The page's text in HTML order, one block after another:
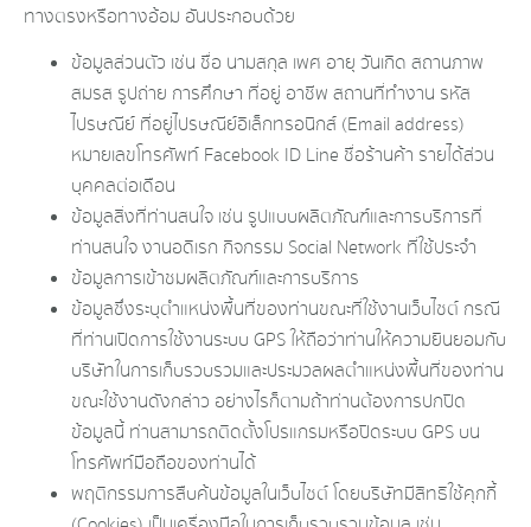
ทางตรงหรือทางอ้อม อันประกอบด้วย
ข้อมูลส่วนตัว เช่น ชื่อ นามสกุล เพศ อายุ วันเกิด สถานภาพ
สมรส รูปถ่าย การศึกษา ที่อยู่ อาชีพ สถานที่ทำงาน รหัส
ไปรษณีย์ ที่อยู่ไปรษณีย์อิเล็กทรอนิกส์ (Email address)
หมายเลขโทรศัพท์ Facebook ID Line ชื่อร้านค้า รายได้ส่วน
บุคคลต่อเดือน
ข้อมูลสิ่งที่ท่านสนใจ เช่น รูปแบบผลิตภัณฑ์และการบริการที่
ท่านสนใจ งานอดิเรก กิจกรรม Social Network ที่ใช้ประจำ
ข้อมูลการเข้าชมผลิตภัณฑ์และการบริการ
ข้อมูลซึ่งระบุตำแหน่งพื้นที่ของท่านขณะที่ใช้งานเว็บไซต์ กรณี
ที่ท่านเปิดการใช้งานระบบ GPS ให้ถือว่าท่านให้ความยินยอมกับ
บริษัทในการเก็บรวบรวมและประมวลผลตำแหน่งพื้นที่ของท่าน
ขณะใช้งานดังกล่าว อย่างไรก็ตามถ้าท่านต้องการปกปิด
ข้อมูลนี้ ท่านสามารถติดตั้งโปรแกรมหรือปิดระบบ GPS บน
โทรศัพท์มือถือของท่านได้
พฤติกรรมการสืบค้นข้อมูลในเว็บไซต์ โดยบริษัทมีสิทธิใช้คุกกี้